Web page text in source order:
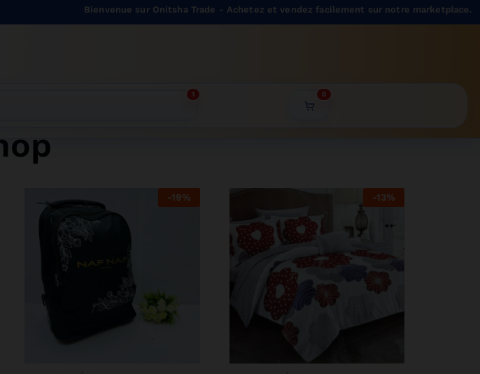
Bienvenue sur Onitsha Trade - Achetez et vendez facilement sur notre marketplace.
1 0
-19% -13%